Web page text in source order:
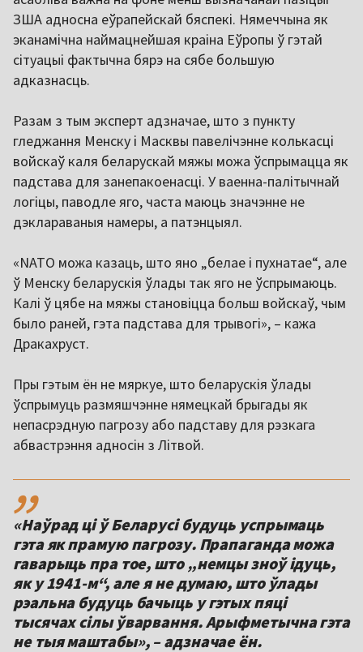
ЗША адносна еўрапейскай бяспекі. Нямеччына як
эканамічна наймацнейшая краіна Еўропы ў гэтай
сітуацыі фактычна бярэ на сябе большую
адказнасць.
Разам з тым эксперт адзначае, што з пункту
гледжання Менску і Масквы павелічэнне колькасці
войскаў каля беларускай мяжы можа ўспрымацца як
падстава для занепакоенасці. У ваенна-палітычнай
логіцы, паводле яго, часта маюць значэнне не
дэклараваныя намеры, а патэнцыял.
«NATO можа казаць, што яно „белае і пухнатае“, але
ў Менску беларускія ўлады так яго не ўспрымаюць.
Калі ў цябе на мяжы становіцца больш войскаў, чым
было раней, гэта падстава для трывогі», – кажа
Дракахруст.
Пры гэтым ён не мяркуе, што беларускія ўлады
ўспрымуць размяшчэнне нямецкай брыгады як
непасрэдную пагрозу або падставу для рэзкага
абвастрэння адносін з Літвой.
,,
«Наўрад ці ў Беларусі будуць успрымаць
гэта як прамую пагрозу. Прапаганда можа
гаварыць пра тое, што „немцы зноў ідуць,
як у 1941-м“, але я не думаю, што ўлады
рэальна будуць бачыць у гэтых пяці
тысячах сілы ўварвання. Арыфметычна гэта
не тыя маштабы», – адзначае ён.